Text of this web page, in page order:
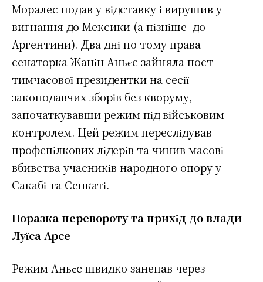
Моралес подав у відставку і вирушив у
вигнання до Мексики (а пізніше до
Аргентини). Два дні по тому права
сенаторка Жанін Аньєс зайняла пост
тимчасової президентки на сесії
законодавчих зборів без кворуму,
започаткувавши режим під військовим
контролем. Цей режим переслідував
профспілкових лідерів та чинив масові
вбивства учасників народного опору у
Сакабі та Сенкаті.
Поразка перевороту та прихід до влади
Луїса Арсе
Режим Аньєс швидко занепав через